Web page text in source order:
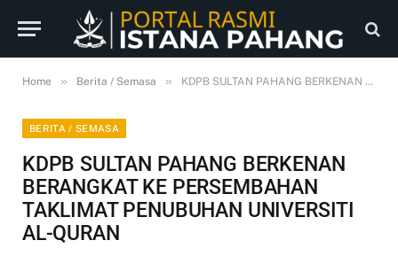
Home » Berita / Semasa » KDPB SULTAN PAHANG BERKENAN BERANGKAT KE PERSEMBAHAN TAKLIMAT PENUBUHAN UNIVERSITI AL-QURAN
BERITA / SEMASA
KDPB SULTAN PAHANG BERKENAN
BERANGKAT KE PERSEMBAHAN
TAKLIMAT PENUBUHAN UNIVERSITI
AL-QURAN